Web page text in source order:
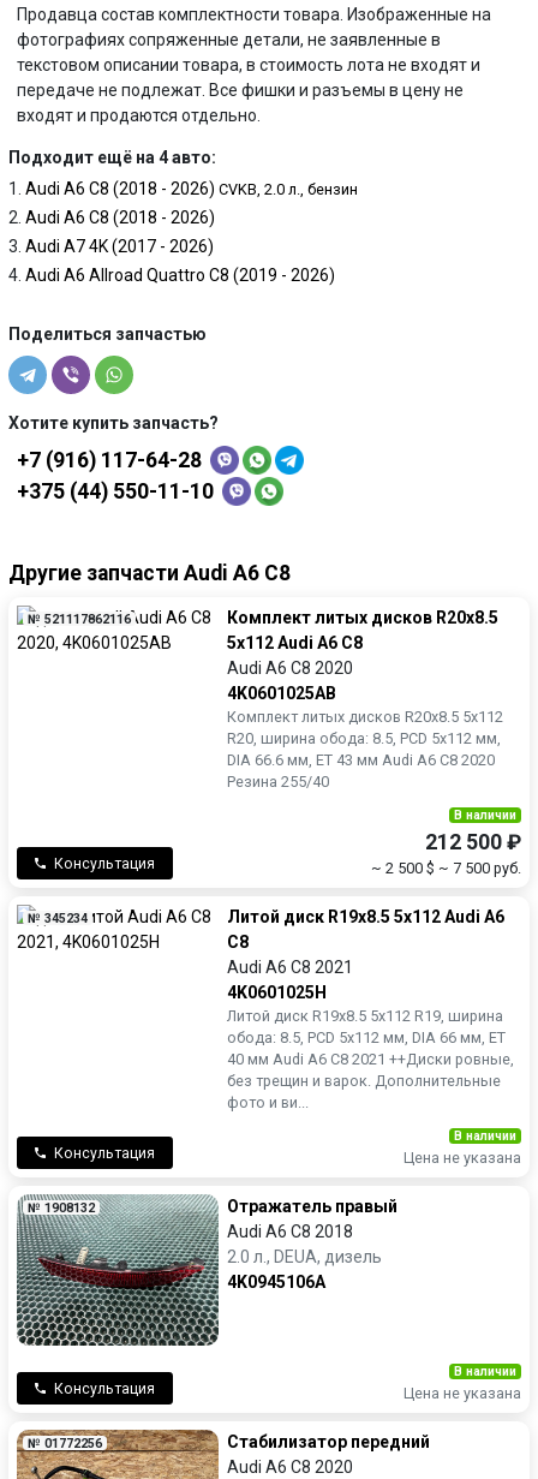
Продавца состав комплектности товара. Изображенные на
фотографиях сопряженные детали, не заявленные в
текстовом описании товара, в стоимость лота не входят и
передаче не подлежат. Все фишки и разъемы в цену не
входят и продаются отдельно.
Подходит ещё на 4 авто:
Audi A6 C8 (2018 - 2026) CVKB, 2.0 л., бензин
Audi A6 C8 (2018 - 2026)
Audi A7 4K (2017 - 2026)
Audi A6 Allroad Quattro C8 (2019 - 2026)
Поделиться запчастью
Хотите купить запчасть?
+7 (916) 117-64-28
+375 (44) 550-11-10
Другие запчасти Audi A6 C8
№ 521117862116
Комплект литых дисков R20x8.5
5x112 Audi A6 C8
Audi A6 C8 2020
4K0601025AB
Комплект литых дисков R20x8.5 5x112
R20, ширина обода: 8.5, PCD 5x112 мм,
DIA 66.6 мм, ET 43 мм Audi A6 C8 2020
Резина 255/40
Консультация
В наличии
212 500 ₽
~ 2 500 $ ~ 7 500 руб.
№ 345234
Литой диск R19x8.5 5x112 Audi A6
C8
Audi A6 C8 2021
4K0601025H
Литой диск R19x8.5 5x112 R19, ширина
обода: 8.5, PCD 5x112 мм, DIA 66 мм, ET
40 мм Audi A6 C8 2021 ++Диски ровные,
без трещин и варок. Дополнительные
фото и ви...
Консультация
В наличии
Цена не указана
№ 1908132
Отражатель правый
Audi A6 C8 2018
2.0 л., DEUA, дизель
4K0945106A
Консультация
В наличии
Цена не указана
№ 01772256
Стабилизатор передний
Audi A6 C8 2020